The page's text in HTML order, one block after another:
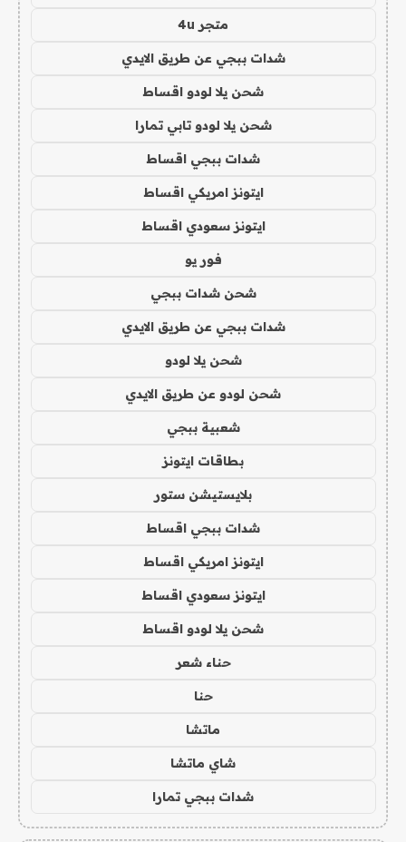
متجر 4u
شدات ببجي عن طريق الايدي
شحن يلا لودو اقساط
شحن يلا لودو تابي تمارا
شدات ببجي اقساط
ايتونز امريكي اقساط
ايتونز سعودي اقساط
فور يو
شحن شدات ببجي
شدات ببجي عن طريق الايدي
شحن يلا لودو
شحن لودو عن طريق الايدي
شعبية ببجي
بطاقات ايتونز
بلايستيشن ستور
شدات ببجي اقساط
ايتونز امريكي اقساط
ايتونز سعودي اقساط
شحن يلا لودو اقساط
حناء شعر
حنا
ماتشا
شاي ماتشا
شدات ببجي تمارا